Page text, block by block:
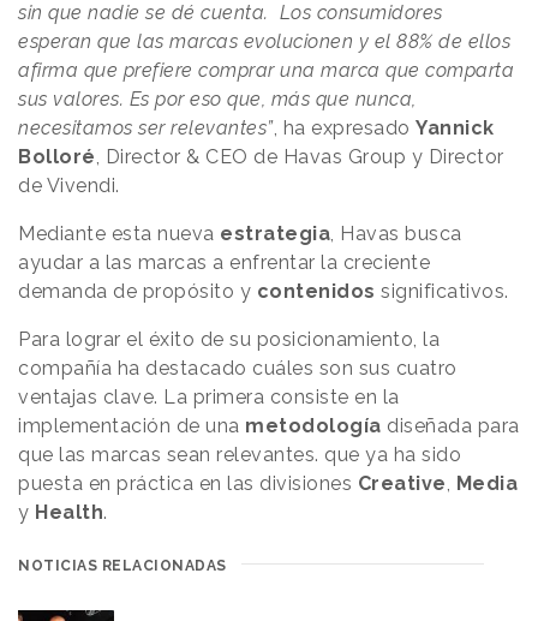
sin que nadie se dé cuenta. Los consumidores
esperan que las marcas evolucionen y el 88% de ellos
afirma que prefiere comprar una marca que comparta
sus valores. Es por eso que, más que nunca,
necesitamos ser relevantes”, ha expresado Yannick
Bolloré, Director & CEO de Havas Group y Director
de Vivendi.
Mediante esta nueva estrategia, Havas busca
ayudar a las marcas a enfrentar la creciente
demanda de propósito y contenidos significativos.
Para lograr el éxito de su posicionamiento, la
compañía ha destacado cuáles son sus cuatro
ventajas clave. La primera consiste en la
implementación de una metodología diseñada para
que las marcas sean relevantes. que ya ha sido
puesta en práctica en las divisiones Creative, Media
y Health.
NOTICIAS RELACIONADAS